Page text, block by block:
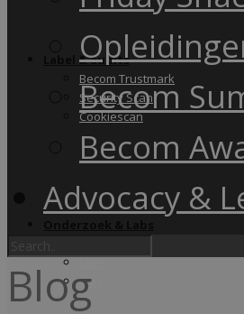
Label & audits
Becom Trustmark
Security Scan
Cookiescan
Labs
Wiki
Becom
Becom
Advocacy &
Blog